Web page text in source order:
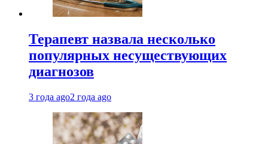
Терапевт назвала несколько
популярных несуществующих
диагнозов
3 года ago2 года ago